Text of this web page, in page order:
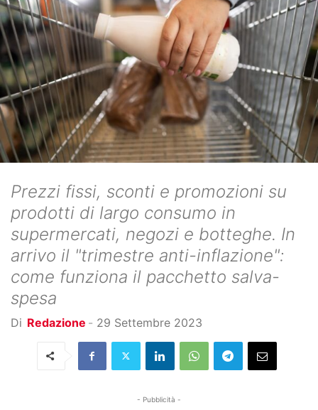
Prezzi fissi, sconti e promozioni su
prodotti di largo consumo in
supermercati, negozi e botteghe. In
arrivo il "trimestre anti-inflazione":
come funziona il pacchetto salva-
spesa
Di Redazione - 29 Settembre 2023
- Pubblicità -